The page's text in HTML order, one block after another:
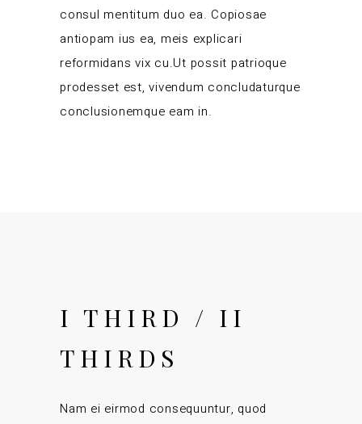
consul mentitum duo ea. Copiosae
antiopam ius ea, meis explicari
reformidans vix cu.Ut possit patrioque
prodesset est, vivendum concludaturque
conclusionemque eam in.
I THIRD / II
THIRDS
Nam ei eirmod consequuntur, quod